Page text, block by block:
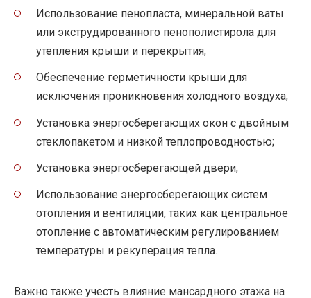
Использование пенопласта, минеральной ваты
или экструдированного пенополистирола для
утепления крыши и перекрытия;
Обеспечение герметичности крыши для
исключения проникновения холодного воздуха;
Установка энергосберегающих окон с двойным
стеклопакетом и низкой теплопроводностью;
Установка энергосберегающей двери;
Использование энергосберегающих систем
отопления и вентиляции, таких как центральное
отопление с автоматическим регулированием
температуры и рекуперация тепла.
Важно также учесть влияние мансардного этажа на